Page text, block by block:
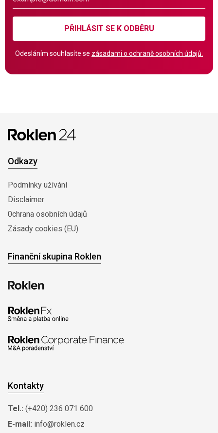
PŘIHLÁSIT SE K ODBĚRU
Odesláním souhlasíte se zásadami o ochraně osobních údajů.
Odkazy
Podmínky užívání
Disclaimer
0chrana osobních údajů
Zásady cookies (EU)
Finanční skupina Roklen
Kontakty
Tel.: (+420) 236 071 600
E-mail: info@roklen.cz